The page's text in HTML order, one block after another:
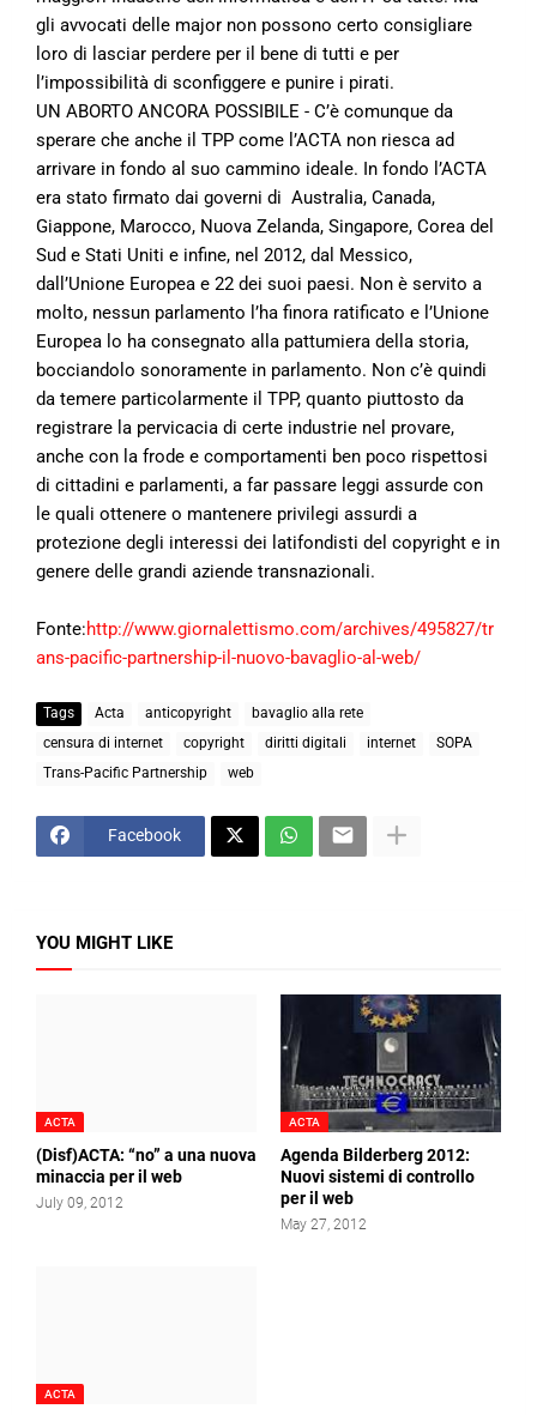
gli avvocati delle major non possono certo consigliare
loro di lasciar perdere per il bene di tutti e per
l’impossibilità di sconfiggere e punire i pirati.
UN ABORTO ANCORA POSSIBILE - C’è comunque da
sperare che anche il TPP come l’ACTA non riesca ad
arrivare in fondo al suo cammino ideale. In fondo l’ACTA
era stato firmato dai governi di Australia, Canada,
Giappone, Marocco, Nuova Zelanda, Singapore, Corea del
Sud e Stati Uniti e infine, nel 2012, dal Messico,
dall’Unione Europea e 22 dei suoi paesi. Non è servito a
molto, nessun parlamento l’ha finora ratificato e l’Unione
Europea lo ha consegnato alla pattumiera della storia,
bocciandolo sonoramente in parlamento. Non c’è quindi
da temere particolarmente il TPP, quanto piuttosto da
registrare la pervicacia di certe industrie nel provare,
anche con la frode e comportamenti ben poco rispettosi
di cittadini e parlamenti, a far passare leggi assurde con
le quali ottenere o mantenere privilegi assurdi a
protezione degli interessi dei latifondisti del copyright e in
genere delle grandi aziende transnazionali.
Fonte:http://www.giornalettismo.com/archives/495827/tr
ans-pacific-partnership-il-nuovo-bavaglio-al-web/
Tags Acta anticopyright
bavaglio alla rete
censura di internet
copyright diritti digitali internet
SOPA
Trans-Pacific Partnership
web
Facebook
YOU MIGHT LIKE
ACTA
(Disf)ACTA: “no” a una nuova
minaccia per il web
July 09, 2012
ACTA
Agenda Bilderberg 2012:
Nuovi sistemi di controllo
per il web
May 27, 2012
ACTA